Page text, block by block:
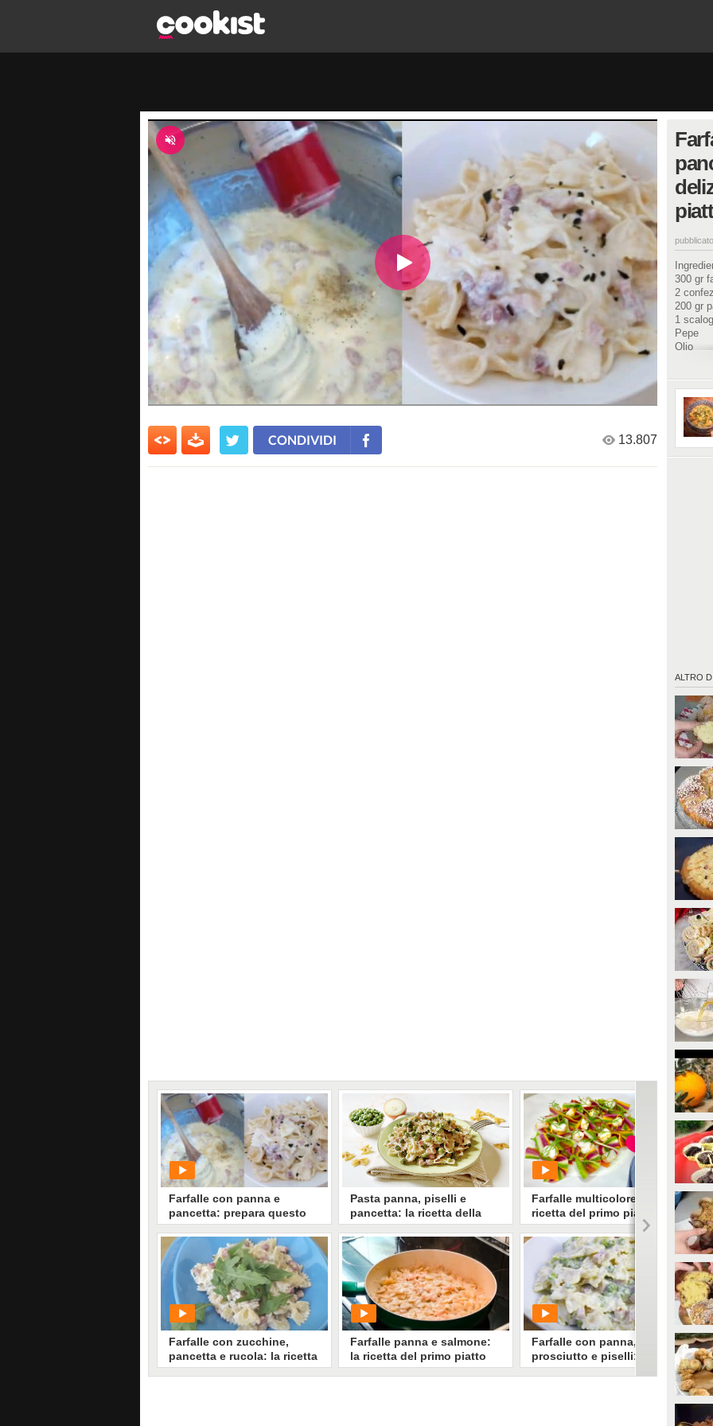
300 gr
2
200 gr
1
Pepe
Olio
Mettete
la
ALTRO
CONDIVIDI 13.807
Farfalle con panna e
pancetta: prepara questo
delizioso e cremoso primo
piatto
PLAY
13807• diRicette In Cucina
Farfalle con zucchine,
pancetta e rucola: la ricetta
del primo piatto cremoso
Pasta panna, piselli e
pancetta: la ricetta della
pasta 3P
La pasta panna, piselli e pancetta
è un primo piatto facile e cremoso,
ispirato alle ricette degli anni '80.
Pronta in un pochi minuti, si
prepara con ingredienti semplici
ed è perfetta per qualsiasi pranzo
o cena.
Farfalle panna e salmone:
la ricetta del primo piatto
veloce e gustoso
Farfalle multicolore: la
ricetta del primo piatto
sfizioso e originale
PLAY
0• di Redazione Cucina
Farfalle con panna,
prosciutto e piselli: il primo
piatto gustoso che si